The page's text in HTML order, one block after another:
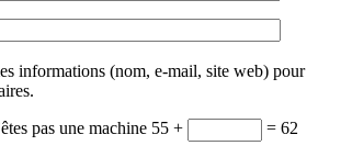
informations (nom, e-mail, site web) pour
pas une machine 55 + = 62